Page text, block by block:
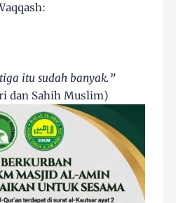
itu sudah banyak.”
dan Sahih Muslim)